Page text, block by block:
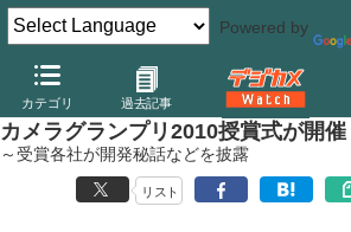
Powered by
カテゴリ 過去記事
デジカメ Watch レンズ 交換レンズ
カメラグランプリ2010授賞式が開催
～受賞各社が開発秘話などを披露
リスト